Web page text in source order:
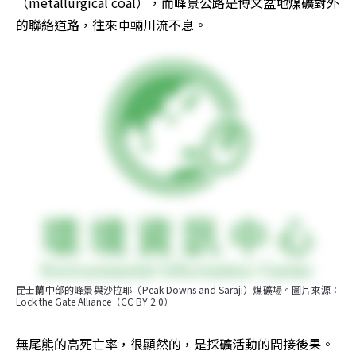
的聯絡道路，往來車輛川流不息。
昆士蘭中部的峰景與沙拉耶（Peak Downs and Saraji）煤礦場。圖片來源：
Lock the Gate Alliance（CC BY 2.0）
無尾熊的高死亡率，很顯然的，是採礦活動的間接後果。